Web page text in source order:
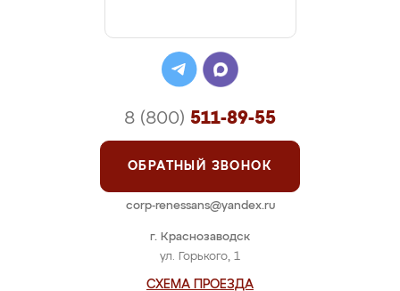
г. Краснозаводск
ул. Горького, 1
СХЕМА ПРОЕЗДА
8 (800) 511-89-55
ОБРАТНЫЙ ЗВОНОК
corp-renessans@yandex.ru